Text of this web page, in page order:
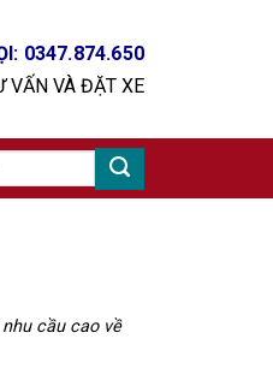
0347.874.650
VẤN VÀ ĐẶT XE
cầu cao về